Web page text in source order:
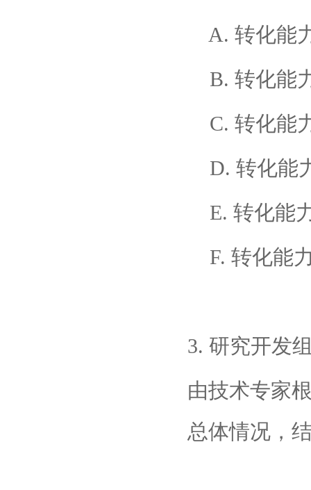
A. 转化能
B. 转化能
C. 转化能
D. 转化能
E. 转化能
F. 转化能
3. 研究开发
由技术专家
总体情况，